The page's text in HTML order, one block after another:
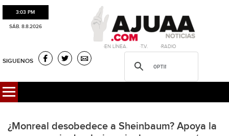
3:03 PM
SÁB. 8.8.2026
·EN LÍNEA. ·T.V. ·RADIO
SIGUENOS
¿Monreal desobedece a Sheinbaum? Apoya la